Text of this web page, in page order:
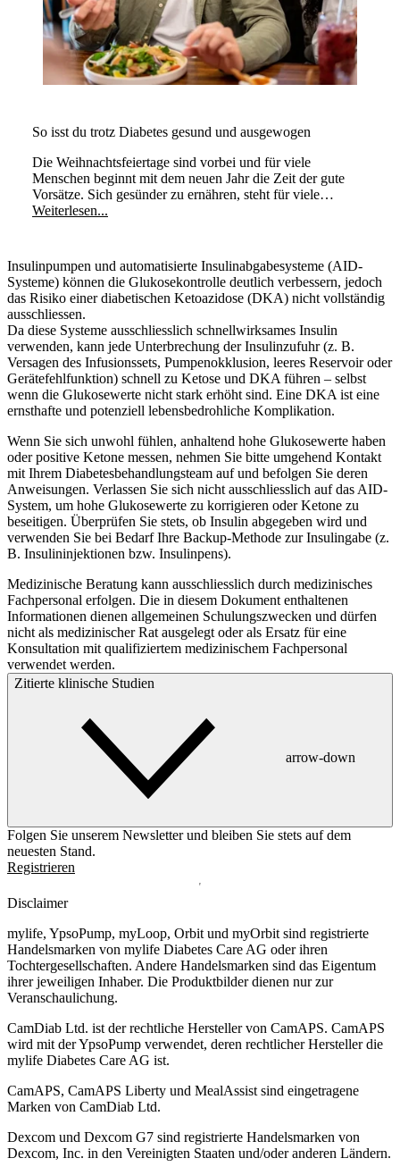
So isst du trotz Diabetes gesund und ausgewogen
Die Weihnachtsfeiertage sind vorbei und für viele
Menschen beginnt mit dem neuen Jahr die Zeit der gute
Vorsätze. Sich gesünder zu ernähren, steht für viele
Menschen dann ganz oben auf der Prioritätenliste. Essen
Menschen mit Typ-1 Diabetes ist das genauso. Sie müssen
bei ihrer Ernährung auf einige Dinge zusätzlich achten.
Weiterlesen...
Insulinpumpen und automatisierte Insulinabgabesysteme (AID-
Systeme) können die Glukosekontrolle deutlich verbessern, jedoch
das Risiko einer diabetischen Ketoazidose (DKA) nicht vollständig
ausschliessen.
Da diese Systeme ausschliesslich schnellwirksames Insulin
verwenden, kann jede Unterbrechung der Insulinzufuhr (z. B.
Versagen des Infusionssets, Pumpenokklusion, leeres Reservoir oder
Gerätefehlfunktion) schnell zu Ketose und DKA führen – selbst
wenn die Glukosewerte nicht stark erhöht sind. Eine DKA ist eine
ernsthafte und potenziell lebensbedrohliche Komplikation.
Wenn Sie sich unwohl fühlen, anhaltend hohe Glukosewerte haben
oder positive Ketone messen, nehmen Sie bitte umgehend Kontakt
mit Ihrem Diabetesbehandlungsteam auf und befolgen Sie deren
Anweisungen. Verlassen Sie sich nicht ausschliesslich auf das AID-
System, um hohe Glukosewerte zu korrigieren oder Ketone zu
beseitigen. Überprüfen Sie stets, ob Insulin abgegeben wird und
verwenden Sie bei Bedarf Ihre Backup-Methode zur Insulingabe (z.
B. Insulininjektionen bzw. Insulinpens).
Medizinische Beratung kann ausschliesslich durch medizinisches
Fachpersonal erfolgen. Die in diesem Dokument enthaltenen
Informationen dienen allgemeinen Schulungszwecken und dürfen
nicht als medizinischer Rat ausgelegt oder als Ersatz für eine
Konsultation mit qualifiziertem medizinischem Fachpersonal
verwendet werden.
Zitierte klinische Studien
arrow-down
Folgen Sie unserem Newsletter und bleiben Sie stets auf dem
neuesten Stand.
Registrieren
Disclaimer
mylife, YpsoPump, myLoop, Orbit und myOrbit sind registrierte
Handelsmarken von mylife Diabetes Care AG oder ihren
Tochtergesellschaften. Andere Handelsmarken sind das Eigentum
ihrer jeweiligen Inhaber. Die Produktbilder dienen nur zur
Veranschaulichung.
CamDiab Ltd. ist der rechtliche Hersteller von CamAPS. CamAPS
wird mit der YpsoPump verwendet, deren rechtlicher Hersteller die
mylife Diabetes Care AG ist.
CamAPS, CamAPS Liberty und MealAssist sind eingetragene
Marken von CamDiab Ltd.
Dexcom und Dexcom G7 sind registrierte Handelsmarken von
Dexcom, Inc. in den Vereinigten Staaten und/oder anderen Ländern.